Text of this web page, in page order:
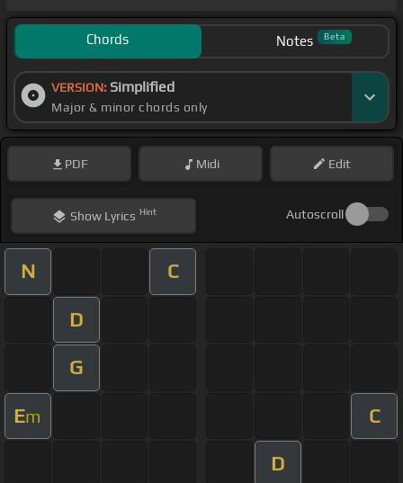
Chords Notes Beta
VERSION: Simplified
Major & minor chords only
PDF Midi Edit
ShowLyrics Hint Autoscroll
N C
D
G
Em C
D